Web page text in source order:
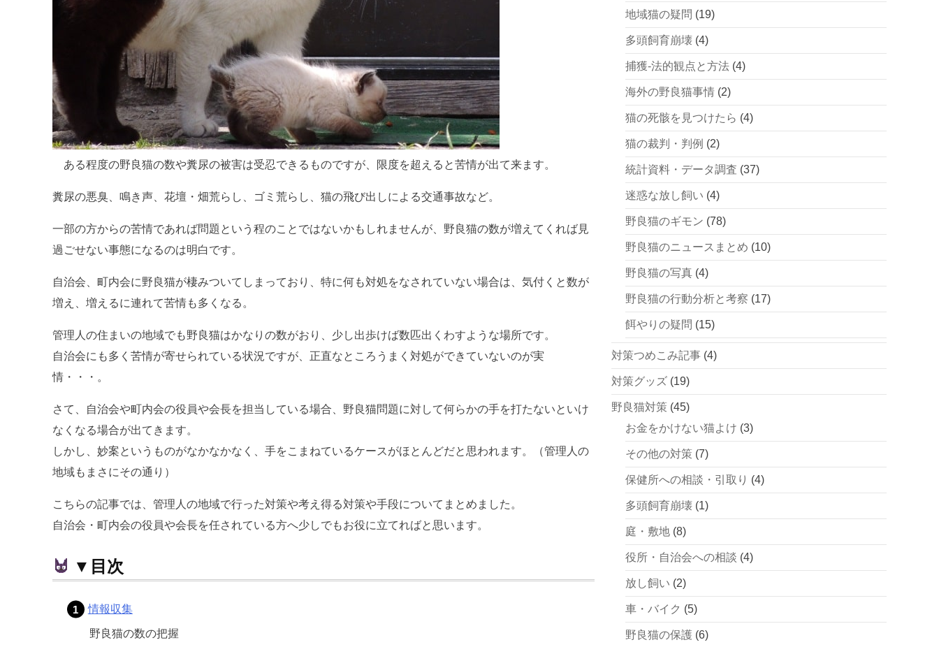
ある程度の野良猫の数や糞尿の被害は受忍できるものですが、限度を超えると苦情が出て来ます。
糞尿の悪臭、鳴き声、花壇・畑荒らし、ゴミ荒らし、猫の飛び出しによる交通事故など。
一部の方からの苦情であれば問題という程のことではないかもしれませんが、野良猫の数が増えてくれば見
過ごせない事態になるのは明白です。
自治会、町内会に野良猫が棲みついてしまっており、特に何も対処をなされていない場合は、気付くと数が
増え、増えるに連れて苦情も多くなる。
管理人の住まいの地域でも野良猫はかなりの数がおり、少し出歩けば数匹出くわすような場所です。
自治会にも多く苦情が寄せられている状況ですが、正直なところうまく対処ができていないのが実
情・・・。
さて、自治会や町内会の役員や会長を担当している場合、野良猫問題に対して何らかの手を打たないといけ
なくなる場合が出てきます。
しかし、妙案というものがなかなかなく、手をこまねているケースがほとんどだと思われます。（管理人の
地域もまさにその通り）
こちらの記事では、管理人の地域で行った対策や考え得る対策や手段についてまとめました。
自治会・町内会の役員や会長を任されている方へ少しでもお役に立てればと思います。
▼目次
情報収集
野良猫の数の把握
地域猫の疑問 (19)
多頭飼育崩壊(4)
捕獲-法的観点と方法(4)
海外の野良猫事情(2)
猫の死骸を見つけたら (4)
猫の裁判・判例 (2)
統計資料・データ調査 (37)
迷惑な放し飼い (4)
野良猫のギモン (78)
野良猫のニュースまとめ (10)
野良猫の写真(4)
野良猫の行動分析と考察 (17)
餌やりの疑問 (15)
対策つめこみ記事(4)
対策グッズ(19)
野良猫対策(45)
お金をかけない猫よけ (3)
その他の対策(7)
保健所への相談・引取り (4)
多頭飼育崩壊(1)
庭・敷地(8)
役所・自治会への相談 (4)
放し飼い (2)
車・バイク (5)
野良猫の保護(6)